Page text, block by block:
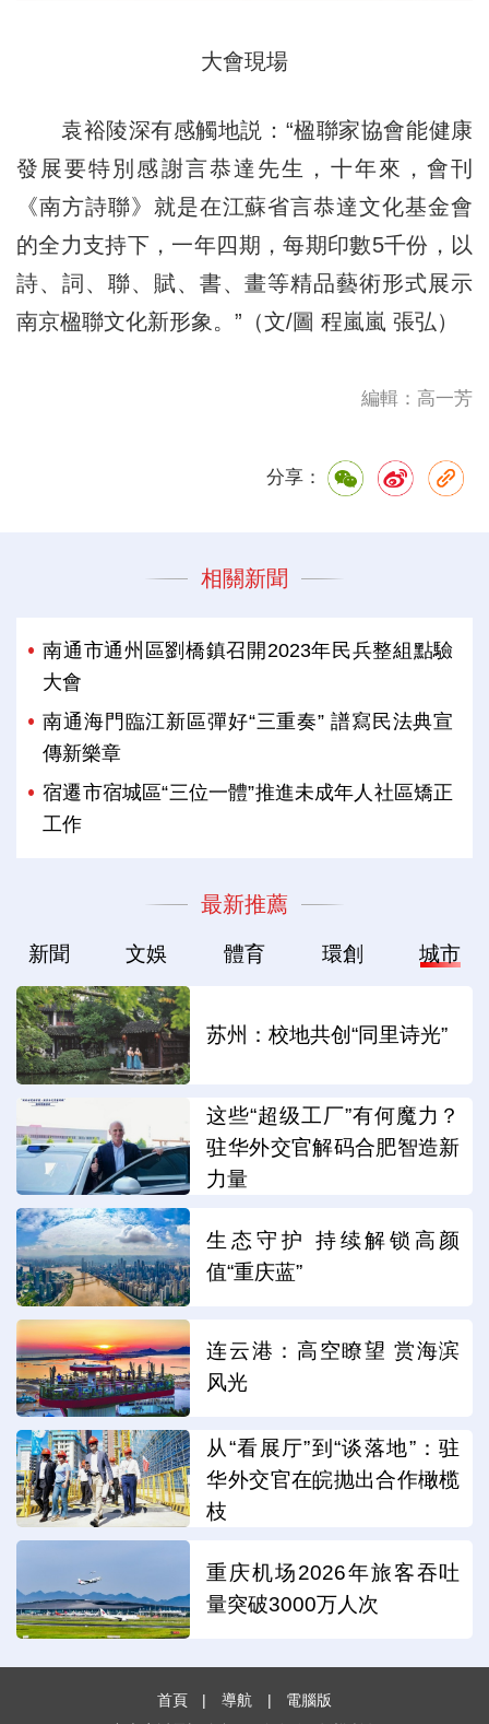
大會現場
袁裕陵深有感觸地説：“楹聯家協會能健康
發展要特別感謝言恭達先生，十年來，會刊
《南方詩聯》就是在江蘇省言恭達文化基金會
的全力支持下，一年四期，每期印數5千份，以
詩、詞、聯、賦、書、畫等精品藝術形式展示
南京楹聯文化新形象。”（文/圖 程嵐嵐 張弘）
編輯：高一芳
分享：
相關新聞
南通市通州區劉橋鎮召開2023年民兵整組點驗
大會
南通海門臨江新區彈好“三重奏” 譜寫民法典宣
傳新樂章
宿遷市宿城區“三位一體”推進未成年人社區矯正
工作
最新推薦
新聞 文娛 體育 環創 城市
苏州：校地共创“同里诗光”
这些“超级工厂”有何魔力？
驻华外交官解码合肥智造新
力量
生态守护 持续解锁高颜
值“重庆蓝”
连云港：高空瞭望 赏海滨
风光
从“看展厅”到“谈落地”：驻
华外交官在皖抛出合作橄榄
枝
重庆机场2026年旅客吞吐
量突破3000万人次
首頁 | 導航 |
電腦版